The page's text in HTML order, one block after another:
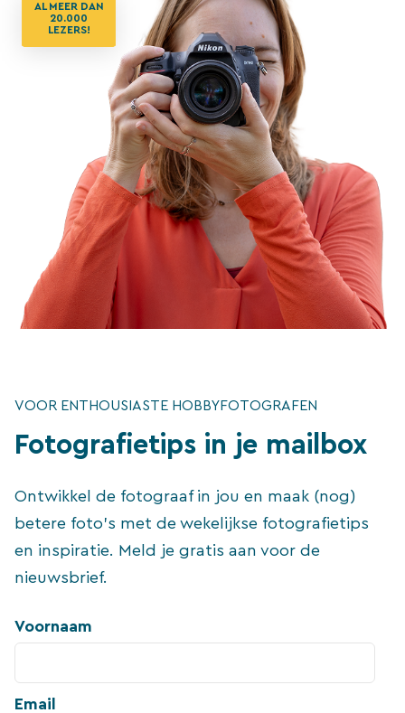
AL MEER DAN
20.000
LEZERS!
VOOR ENTHOUSIASTE HOBBYFOTOGRAFEN
Fotografietips in je mailbox
Ontwikkel de fotograaf in jou en maak (nog)
betere foto's met de wekelijkse fotografietips
en inspiratie. Meld je gratis aan voor de
nieuwsbrief.
Voornaam
Email